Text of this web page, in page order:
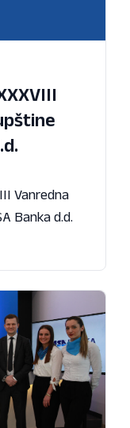
Vanredna
Banka d.d.